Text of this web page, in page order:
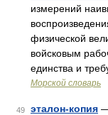
измерений
физической
войсковым
единства и
Морской словарь
49 эталон-копия